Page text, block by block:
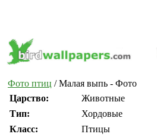
Фото птиц / Малая выпь - Фото
Царство:
Животные
Тип:
Хордовые
Класс:
Птицы